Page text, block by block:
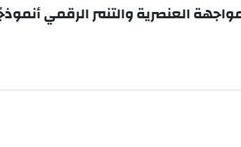
مواجهة العنصرية والتنمر الرقمي